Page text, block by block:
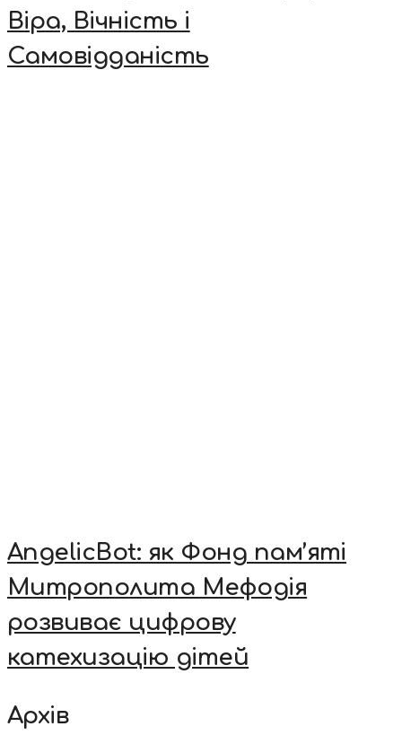
Віра, Вічність і
Самовідданість
AngelicBot: як Фонд пам’яті
Митрополита Мефодія
розвиває цифрову
катехизацію дітей
Архів